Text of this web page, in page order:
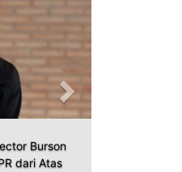
Burson
dari Atas